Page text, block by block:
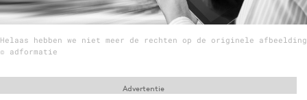
12 nov: MarketingLive!
Adverteren
Events
Helaas hebben we niet meer de rechten op de originele afbeelding
© adformatie
Advertentie